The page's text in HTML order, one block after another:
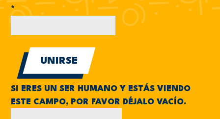
*
SI ERES UN SER HUMANO Y ESTÁS VIENDO
ESTE CAMPO, POR FAVOR DÉJALO VACÍO.